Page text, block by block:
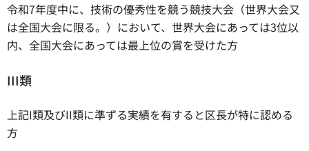
令和7年度中に、技術の優秀性を競う競技大会（世界大会又
は全国大会に限る。）において、世界大会にあっては3位以
内、全国大会にあっては最上位の賞を受けた方
III類
上記I類及びII類に準ずる実績を有すると区長が特に認める
方